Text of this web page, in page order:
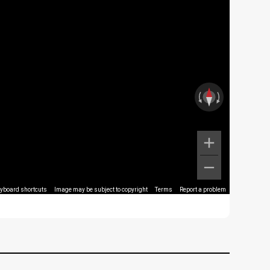
shortcuts Image may be subject to copyright Terms Report a problem